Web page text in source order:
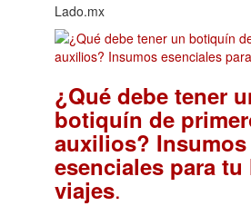
Lado.mx
¿Qué debe tener
botiquín de
auxilios? Insumos
esenciales para
viajes.